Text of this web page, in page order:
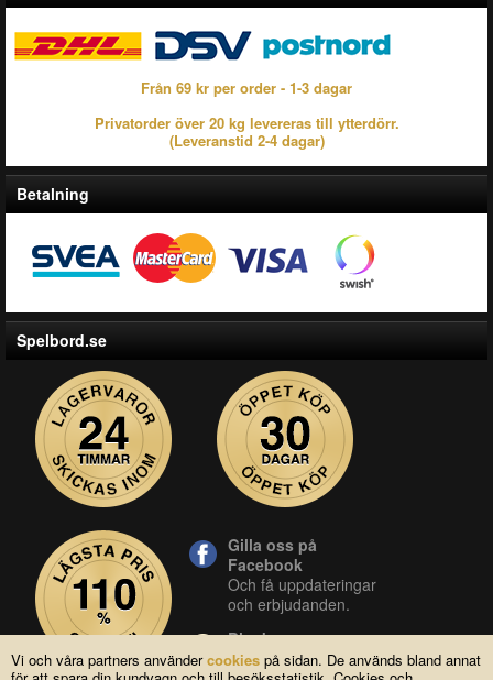
Vi och våra partners användercookies på sidan. De används bland annat
Från 69 kr per order - 1-3 dagar
Privatorder över 20 kg levereras till ytterdörr.
(Leveranstid 2-4 dagar)
Betalning
Spelbord.se
Gilla oss på
Facebook
Och få uppdateringar
och erbjudanden.
Blocket
Vår butik på blocket.